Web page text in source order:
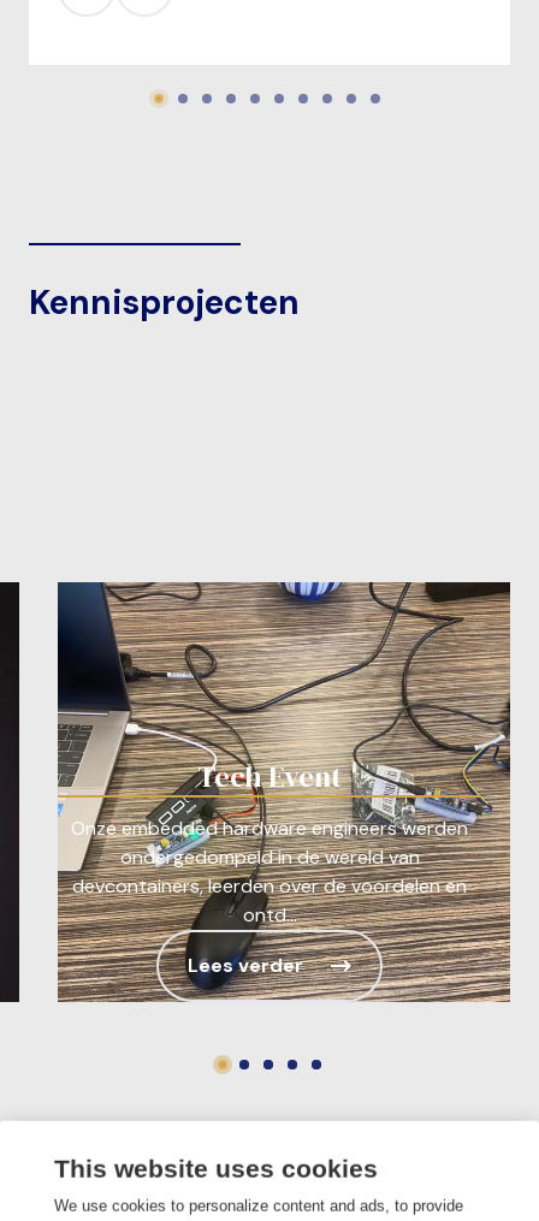
This website uses cookies
We use cookies to personalize content and ads, to provide
Kennisprojecten
Tech Event
Onze embedded hardware engineers werden
ondergedompeld in de wereld van
devcontainers, leerden over de voordelen en
ontd...
Lees verder